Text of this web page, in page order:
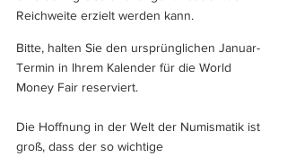
Reichweite erzielt werden kann.
Bitte, halten Sie den ursprünglichen Januar-
Termin in Ihrem Kalender für die World
Money Fair reserviert.
Die Hoffnung in der Welt der Numismatik ist
groß, dass der so wichtige